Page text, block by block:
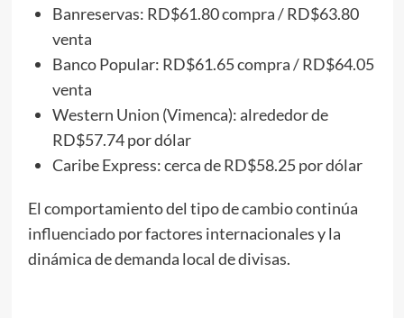
Banreservas: RD$61.80 compra / RD$63.80
venta
Banco Popular: RD$61.65 compra / RD$64.05
venta
Western Union (Vimenca): alrededor de
RD$57.74 por dólar
Caribe Express: cerca de RD$58.25 por dólar
El comportamiento del tipo de cambio continúa
influenciado por factores internacionales y la
dinámica de demanda local de divisas.